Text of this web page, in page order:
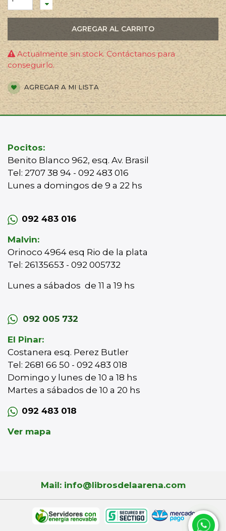
AGREGAR AL CARRITO
Actualmente sin stock. Contáctanos para
conseguirlo.
AGREGAR A MI LISTA
Pocitos:
Benito Blanco 962, esq. Av. Brasil
Tel: 2707 38 94 - 092 483 016
Lunes a domingos de 9 a 22 hs
092 483 016
Malvin:
Orinoco 4964 esq Rio de la plata
Tel: 26135653 - 092 005732
Lunes a sábados de 11 a 19 hs
092 005 732
El Pinar:
Costanera esq. Perez Butler
Tel: 2681 66 50 - 092 483 018
Domingo y lunes de 10 a 18 hs
Martes a sábados de 10 a 20 hs
092 483 018
Ver mapa
Mail: info@librosdelaarena.com